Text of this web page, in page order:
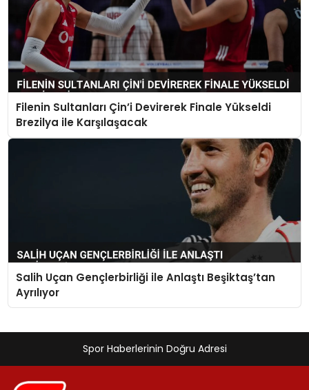
Filenin Sultanları Çin’i Devirerek Finale Yükseldi
Brezilya ile Karşılaşacak
Salih Uçan Gençlerbirliği ile Anlaştı Beşiktaş’tan
Ayrılıyor
Spor Haberlerinin Doğru Adresi